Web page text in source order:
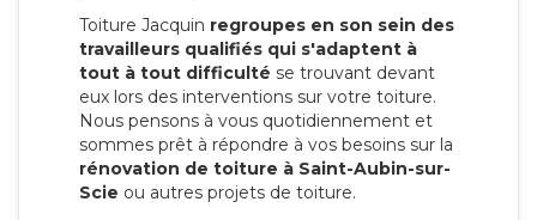
Toiture Jacquin regroupes en son sein des
travailleurs qualifiés qui s'adaptent à
tout à tout difficulté se trouvant devant
eux lors des interventions sur votre toiture.
Nous pensons à vous quotidiennement et
sommes prêt à répondre à vos besoins sur la
rénovation de toiture à Saint-Aubin-sur-
Scie ou autres projets de toiture.